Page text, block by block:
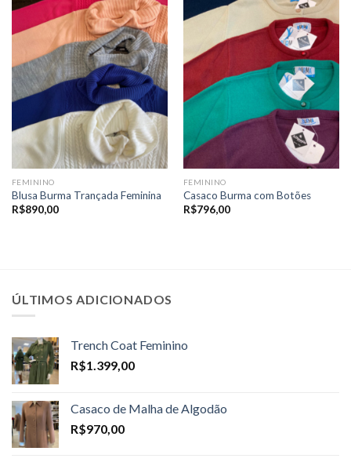
FEMININO
Blusa Burma Trançada Feminina
R$890,00
FEMININO
Casaco Burma com Botões
R$796,00
ÚLTIMOS ADICIONADOS
Trench Coat Feminino
R$1.399,00
Casaco de Malha de Algodão
R$970,00